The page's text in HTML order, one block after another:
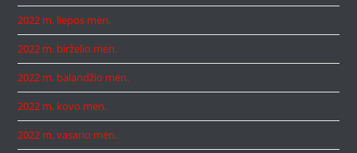
2022 m. liepos mėn.
2022 m. birželio mėn.
2022 m. balandžio mėn.
2022 m. kovo mėn.
2022 m. vasario mėn.